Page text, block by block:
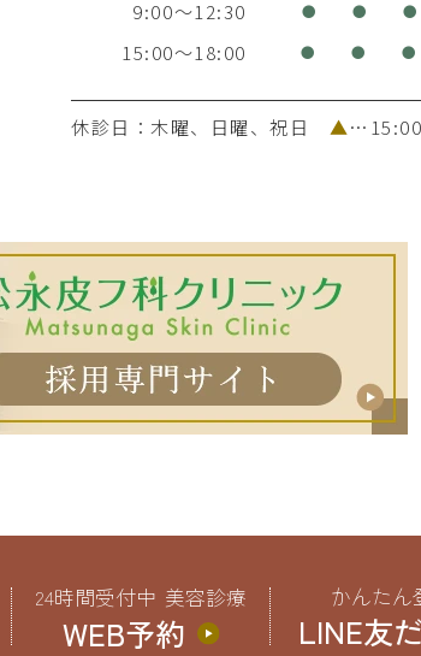
9:00～12:30 ● ● ●
15:00～18:00 ● ● ●
休診日：木曜、日曜、祝日 ▲
24時間受付中 美容診療
WEB予約
かんたん
LINE友